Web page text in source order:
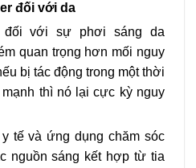
đối với da
đối với sự phơi sáng da
quan trọng hơn mối nguy
bị tác động trong một thời
thì nó lại cực kỳ nguy
tế và ứng dụng chăm sóc
nguồn sáng kết hợp từ tia